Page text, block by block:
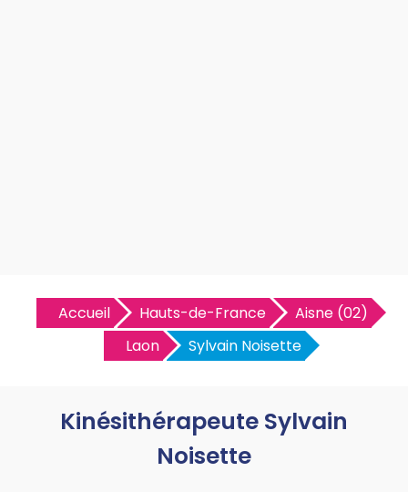
Accueil Hauts-de-France
Aisne (02)
Laon
Sylvain Noisette
Kinésithérapeute Sylvain
Noisette